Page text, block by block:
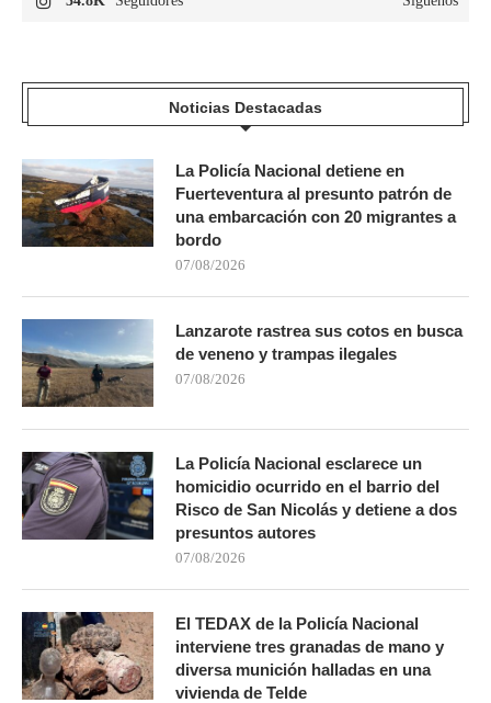
Noticias Destacadas
La Policía Nacional detiene en
Fuerteventura al presunto patrón de
una embarcación con 20 migrantes a
bordo
07/08/2026
Lanzarote rastrea sus cotos en busca
de veneno y trampas ilegales
07/08/2026
La Policía Nacional esclarece un
homicidio ocurrido en el barrio del
Risco de San Nicolás y detiene a dos
presuntos autores
07/08/2026
El TEDAX de la Policía Nacional
interviene tres granadas de mano y
diversa munición halladas en una
vivienda de Telde